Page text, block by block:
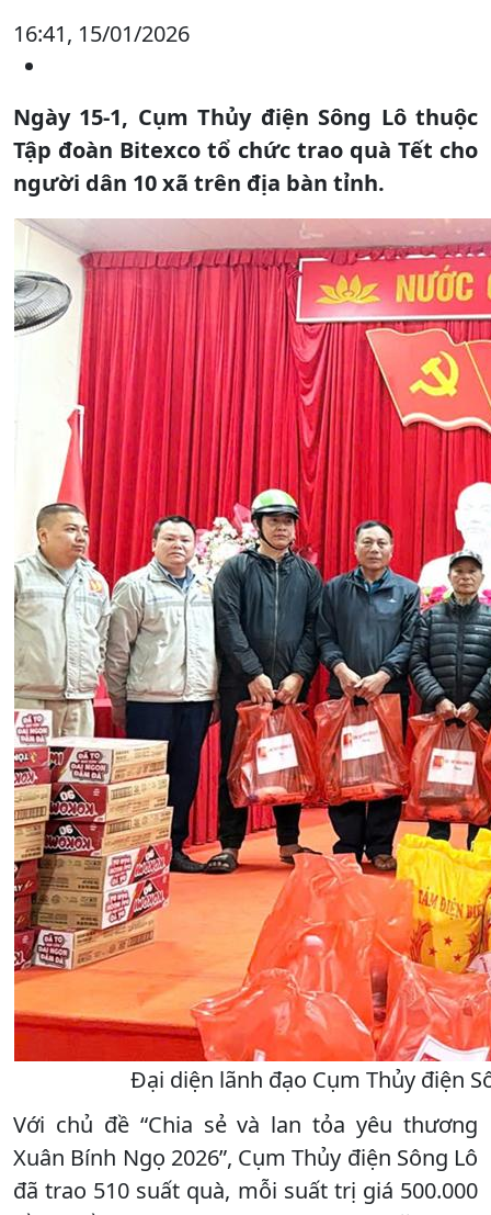
16:41, 15/01/2026
Ngày 15-1, Cụm Thủy điện Sông Lô thuộc
Tập đoàn Bitexco tổ chức trao quà Tết cho
người dân 10 xã trên địa bàn tỉnh.
Đại diện lãnh đạo Cụm Thủy điện
Với chủ đề “Chia sẻ và lan tỏa yêu thương
Xuân Bính Ngọ 2026”, Cụm Thủy điện Sông Lô
đã trao 510 suất quà, mỗi suất trị giá 500.000